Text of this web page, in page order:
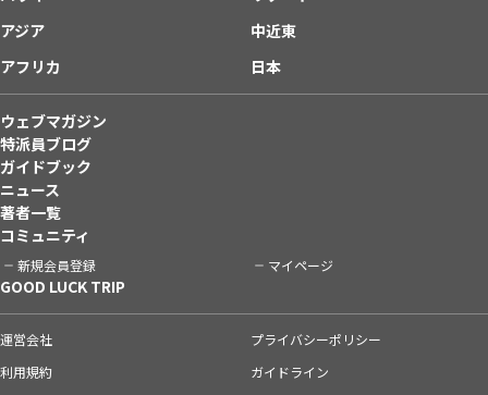
アジア
中近東
アフリカ
日本
ウェブマガジン
特派員ブログ
ガイドブック
ニュース
著者一覧
コミュニティ
新規会員登録 マイページ
GOOD LUCK TRIP
運営会社
プライバシーポリシー
利用規約
ガイドライン